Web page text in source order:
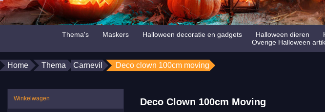
Thema's Maskers Halloween decoratie en gadgets Halloween dieren
Overige Halloween
Home Thema Carnevil Deco clown 100cm moving
Winkelwagen
Deco Clown 100cm Moving